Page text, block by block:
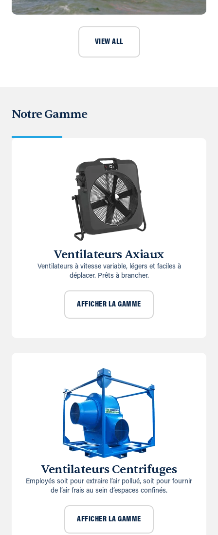
VIEW ALL
Notre Gamme
Ventilateurs Axiaux
Ventilateurs à vitesse variable, légers et faciles à
déplacer. Prêts à brancher.
AFFICHER LA GAMME
Ventilateurs Centrifuges
Employés soit pour extraire l’air pollué, soit pour fournir
de l’air frais au sein d’espaces confinés.
AFFICHER LA GAMME